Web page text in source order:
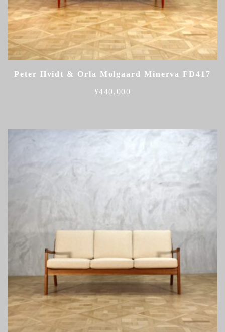
Peter Hvidt & Orla Molgaard Minerva FD417
¥440,000